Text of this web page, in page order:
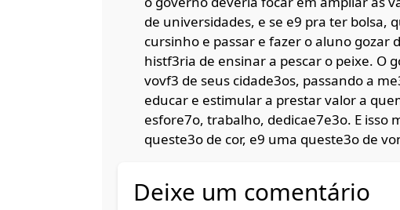
de universidades, e se e9 pra ter bolsa,
cursinho e passar e fazer o aluno gozar
histf3ria de ensinar a pescar o peixe. O
vovf3 de seus cidade3os, passando a
educar e estimular a prestar valor a
esfore7o, trabalho, dedicae7e3o. E isso
queste3o de cor, e9 uma queste3o de
Deixe um comentário